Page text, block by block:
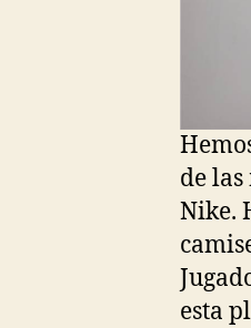
de
Nike.
esta